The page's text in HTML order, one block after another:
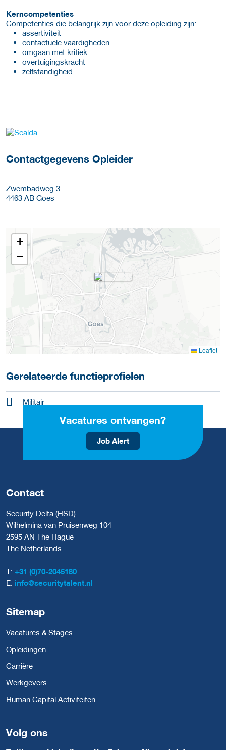
Kerncompetenties
Competenties die belangrijk zijn voor deze opleiding zijn:
assertiviteit
contactuele vaardigheden
omgaan met kritiek
overtuigingskracht
zelfstandigheid
over deze opleider
Contactgegevens Opleider
Zwembadweg 3
4463 AB Goes
+
−
Leaflet
Gerelateerde functieprofielen
Militair
Vacatures ontvangen?
Job Alert
Contact
Security Delta (HSD)
Wilhelmina van Pruisenweg 104
2595 AN The Hague
The Netherlands
T: +31 (0)70-2045180
E: info@securitytalent.nl
Sitemap
Vacatures & Stages
Opleidingen
Carrière
Werkgevers
Human Capital Activiteiten
Volg ons